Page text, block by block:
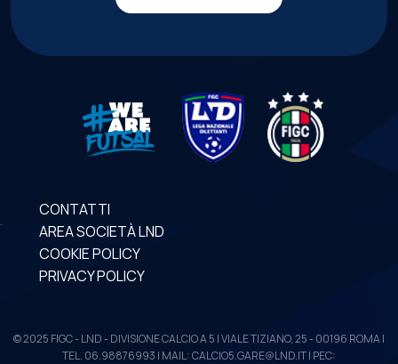
CONTATTI
AREA SOCIETÀ LND
COOKIE POLICY
PRIVACY POLICY
© 2025 FIGC - LND - DIVISIONE CALCIO A 5 | VIALE TIZIANO, 25 - 00196 ROMA |
TEL. 06.98876993 | MAIL: CALCIO5.GARE@LND.IT | PEC: